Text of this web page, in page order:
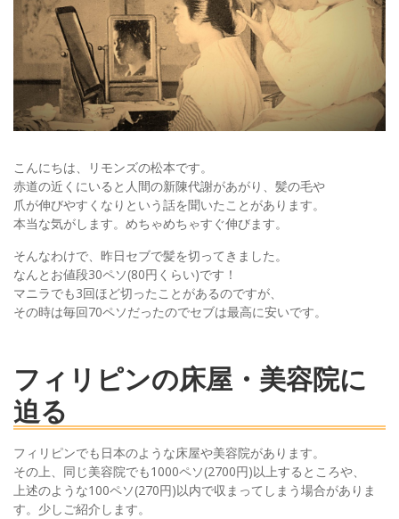
こんにちは、リモンズの松本です。
赤道の近くにいると人間の新陳代謝があがり、髪の毛や
爪が伸びやすくなりという話を聞いたことがあります。
本当な気がします。めちゃめちゃすぐ伸びます。
そんなわけで、昨日セブで髪を切ってきました。
なんとお値段30ペソ(80円くらい)です！
マニラでも3回ほど切ったことがあるのですが、
その時は毎回70ペソだったのでセブは最高に安いです。
フィリピンの床屋・美容院に
迫る
フィリピンでも日本のような床屋や美容院があります。
その上、同じ美容院でも1000ペソ(2700円)以上するところや、
上述のような100ペソ(270円)以内で収まってしまう場合がありま
す。少しご紹介します。